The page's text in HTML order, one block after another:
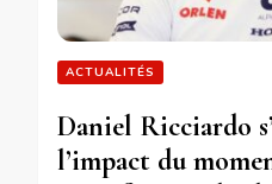
ACTUALITÉS
Daniel Ricciardo
l’impact du